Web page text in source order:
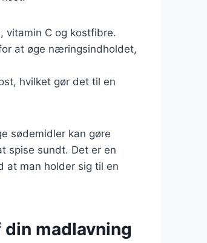
vitamin C og kostfibre.
at øge næringsindholdet,
hvilket gør det til en
sødemidler kan gøre
spise sundt. Det er en
at man holder sig til en
madlavning